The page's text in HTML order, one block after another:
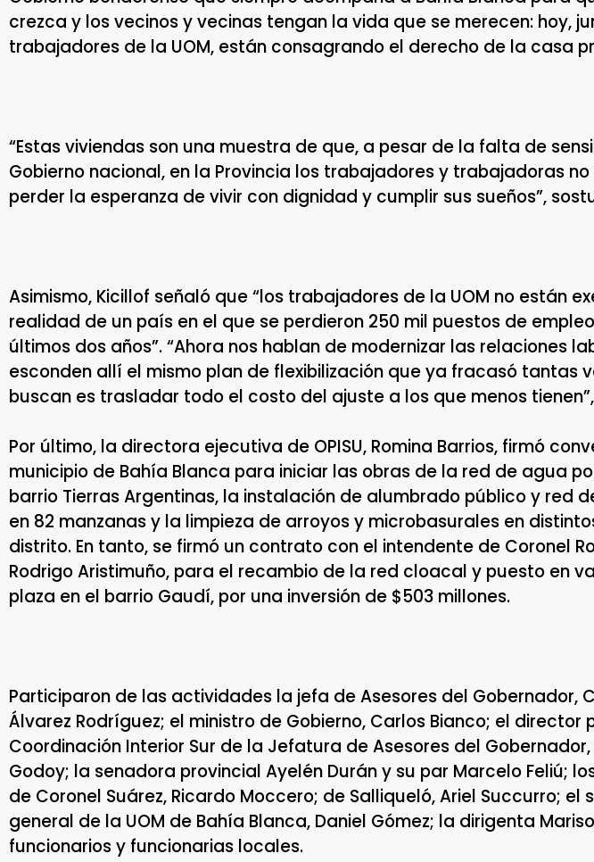
crezca y los vecinos y vecinas tengan la vida que se merecen: hoy,
trabajadores de la UOM, están consagrando el derecho de la casa
“Estas viviendas son una muestra de que, a pesar de la falta de
Gobierno nacional, en la Provincia los trabajadores y trabajadoras
perder la esperanza de vivir con dignidad y cumplir sus sueños”,
Asimismo, Kicillof señaló que “los trabajadores de la UOM no están
realidad de un país en el que se perdieron 250 mil puestos de
últimos dos años”. “Ahora nos hablan de modernizar las relaciones
esconden allí el mismo plan de flexibilización que ya fracasó tantas
buscan es trasladar todo el costo del ajuste a los que menos
Por último, la directora ejecutiva de OPISU, Romina Barrios, firmó
municipio de Bahía Blanca para iniciar las obras de la red de agua
barrio Tierras Argentinas, la instalación de alumbrado público y red
en 82 manzanas y la limpieza de arroyos y microbasurales en
distrito. En tanto, se firmó un contrato con el intendente de Coronel
Rodrigo Aristimuño, para el recambio de la red cloacal y puesto en
plaza en el barrio Gaudí, por una inversión de $503 millones.
Participaron de las actividades la jefa de Asesores del Gobernador,
Álvarez Rodríguez; el ministro de Gobierno, Carlos Bianco; el director
Coordinación Interior Sur de la Jefatura de Asesores del
Godoy; la senadora provincial Ayelén Durán y su par Marcelo Feliú;
de Coronel Suárez, Ricardo Moccero; de Salliqueló, Ariel Succurro; el
general de la UOM de Bahía Blanca, Daniel Gómez; la dirigenta
funcionarios y funcionarias locales.